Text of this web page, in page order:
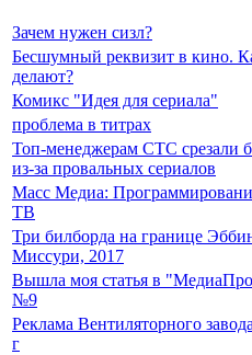
Зачем нужен сизл?
Бесшумный реквизит в кино.
делают?
Комикс "Идея для сериала"
проблема в титрах
Топ-менеджерам СТС срезали
из-за провальных сериалов
Масс Медиа:
ТВ
Три билборда на границе
Миссури, 2017
Вышла моя статья в
№9
Реклама Вентиляторного
г